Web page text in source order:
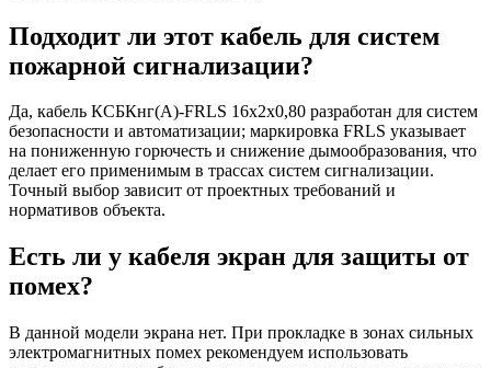
Подходит ли этот кабель для систем
пожарной сигнализации?
Да, кабель КСБКнг(А)-FRLS 16х2х0,80 разработан для систем
безопасности и автоматизации; маркировка FRLS указывает
на пониженную горючесть и снижение дымообразования, что
делает его применимым в трассах систем сигнализации.
Точный выбор зависит от проектных требований и
нормативов объекта.
Есть ли у кабеля экран для защиты от
помех?
В данной модели экрана нет. При прокладке в зонах сильных
электромагнитных помех рекомендуем использовать